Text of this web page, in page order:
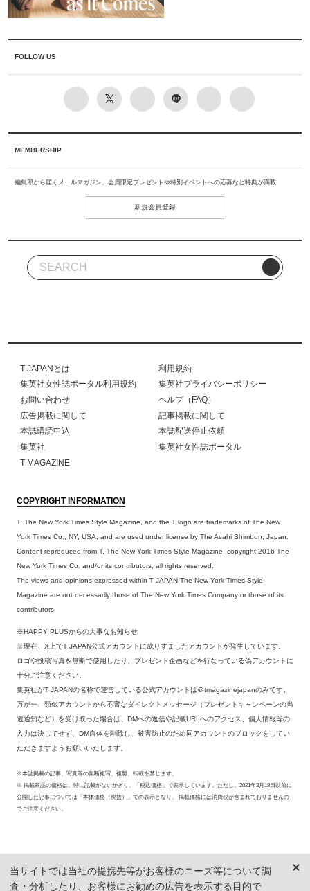
FOLLOW US
MEMBERSHIP
編集部から届くメールマガジン、会員限定プレゼントや特別イベントへの応募など特典が満載
新規会員登録
T JAPANとは
利用規約
集英社女性誌ポータル利用規約
集英社プライバシーポリシー
お問い合わせ
ヘルプ（FAQ）
広告掲載に関して
記事掲載に関して
本誌購読申込
本誌配送停止依頼
集英社
集英社女性誌ポータル
T MAGAZINE
COPYRIGHT INFORMATION
T, The New York Times Style Magazine, and the T logo are trademarks of The New
York Times Co., NY, USA, and are used under license by The Asahi Shimbun, Japan.
Content reproduced from T, The New York Times Style Magazine, copyright 2016 The
New York Times Co. and/or its contributors, all rights reserved.
The views and opinions expressed within T JAPAN The New York Times Style
Magazine are not necessarily those of The New York Times Company or those of its
contributors.
※HAPPY PLUSからの大事なお知らせ
※現在、X上でT JAPAN公式アカウントに成りすましたアカウントが発生しています。
ロゴや投稿写真を無断で使用したり、プレゼント企画などを行なっている偽アカウントに
十分ご注意ください。
集英社がT JAPANの名称で運営している公式アカウントは＠tmagazinejapanのみです。
万が一、類似アカウントから不審なダイレクトメッセージ（プレゼントキャンペーンの当
選通知など）を受け取った場合は、DMへの返信や記載URLへのアクセス、個人情報等の
入力は決してせず、DM自体を削除し、被害防止のため同アカウントのブロックをしてい
ただきますようお願いいたします。
※本誌掲載の記事、写真等の無断複写、複製、転載を禁じます。
※ 掲載商品の価格は、特に記載がないかぎり、「税込価格」で表示しています。ただし、2021年3月18日以前に
公開した記事については「本体価格（税抜）」での表示となり、 掲載価格には消費税が含まれておりませんの
でご注意ください。
当サイトでは当社の提携先等がお客様のニーズ等について調
査・分析したり、お客様にお勧めの広告を表示する目的で